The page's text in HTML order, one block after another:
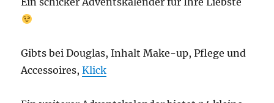
Gibts bei Dou­glas, Inhalt Make-up, Pfle­ge und
Acces­soires,Klick